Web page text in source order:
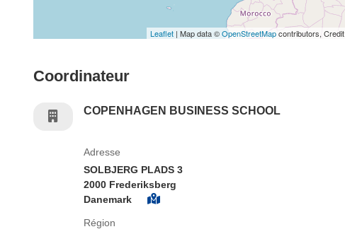
Leaflet | Map data ©OpenStreetMapcontributors, Credit
Coordinateur
COPENHAGEN BUSINESS SCHOOL
Adresse
SOLBJERG PLADS 3
2000 Frederiksberg
Danemark
Région